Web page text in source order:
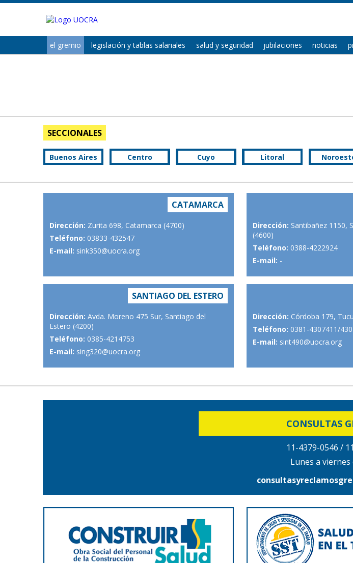
el gremio legislación y tablas salariales salud y seguridad jubilaciones noticias
SECCIONALES
Buenos Aires Centro Cuyo Litoral
CATAMARCA
Dirección: Zurita 698, Catamarca (4700)
Teléfono: 03833-432547
E-mail: sink350@uocra.org
Dirección: Santibañez 1150,
(4600)
Teléfono: 0388-4222924
E-mail: -
SANTIAGO DEL ESTERO
Dirección: Avda. Moreno 475 Sur, Santiago del
Estero (4200)
Teléfono: 0385-4214753
E-mail: sing320@uocra.org
Dirección: Córdoba 179,
Teléfono: 0381-4307411/
E-mail: sint490@uocra.org
CONSULTAS
11-4379-0546 /
Lunes a viernes